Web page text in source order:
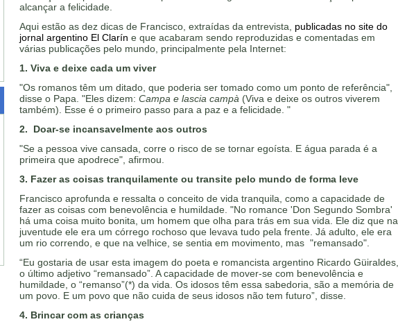
alcançar a felicidade.
Aqui estão as dez dicas de Francisco, extraídas da entrevista, publicadas no site do
jornal argentino El Clarín e que acabaram sendo reproduzidas e comentadas em
várias publicações pelo mundo, principalmente pela Internet:
1. Viva e deixe cada um viver
"Os romanos têm um ditado, que poderia ser tomado como um ponto de referência",
disse o Papa. "Eles dizem: Campa e lascia campà (Viva e deixe os outros viverem
também). Esse é o primeiro passo para a paz e a felicidade. "
2. Doar-se incansavelmente aos outros
"Se a pessoa vive cansada, corre o risco de se tornar egoísta. E água parada é a
primeira que apodrece", afirmou.
3. Fazer as coisas tranquilamente ou transite pelo mundo de forma leve
Francisco aprofunda e ressalta o conceito de vida tranquila, como a capacidade de
fazer as coisas com benevolência e humildade. "No romance 'Don Segundo Sombra'
há uma coisa muito bonita, um homem que olha para trás em sua vida. Ele diz que na
juventude ele era um córrego rochoso que levava tudo pela frente. Já adulto, ele era
um rio correndo, e que na velhice, se sentia em movimento, mas "remansado".
“Eu gostaria de usar esta imagem do poeta e romancista argentino Ricardo Güiraldes,
o último adjetivo “remansado”. A capacidade de mover-se com benevolência e
humildade, o “remanso”(*) da vida. Os idosos têm essa sabedoria, são a memória de
um povo. E um povo que não cuida de seus idosos não tem futuro”, disse.
4. Brincar com as crianças